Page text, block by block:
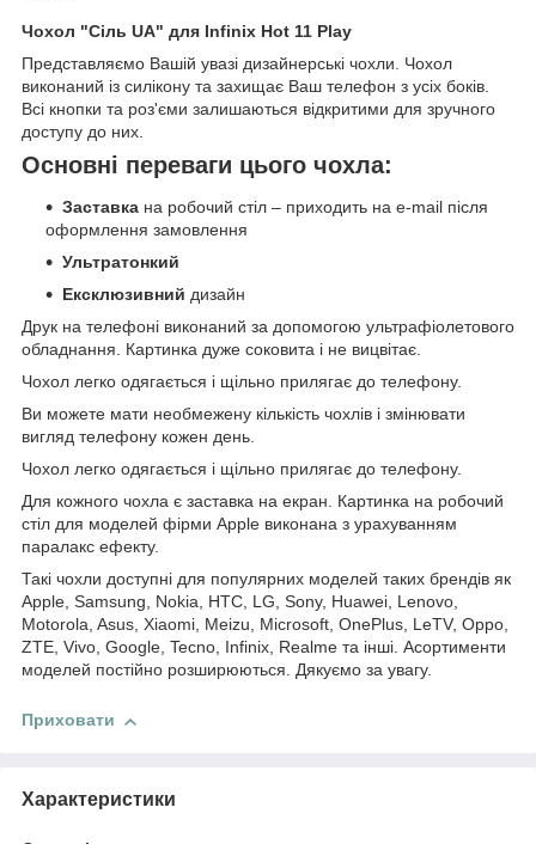
Чохол "Сіль UA" для Infinix Hot 11 Play
Представляємо Вашій увазі дизайнерські чохли. Чохол
виконаний із силікону та захищає Ваш телефон з усіх боків.
Всі кнопки та роз'єми залишаються відкритими для зручного
доступу до них.
Основні переваги цього чохла:
Заставка на робочий стіл – приходить на e-mail після
оформлення замовлення
Ультратонкий
Ексклюзивний дизайн
Друк на телефоні виконаний за допомогою ультрафіолетового
обладнання. Картинка дуже соковита і не вицвітає.
Чохол легко одягається і щільно прилягає до телефону.
Ви можете мати необмежену кількість чохлів і змінювати
вигляд телефону кожен день.
Чохол легко одягається і щільно прилягає до телефону.
Для кожного чохла є заставка на екран. Картинка на робочий
стіл для моделей фірми Apple виконана з урахуванням
паралакс ефекту.
Такі чохли доступні для популярних моделей таких брендів як
Apple, Samsung, Nokia, HTC, LG, Sony, Huawei, Lenovo,
Motorola, Asus, Xiaomi, Meizu, Microsoft, OnePlus, LeTV, Oppo,
ZTE, Vivo, Google, Tecno, Infinix, Realme та інші. Асортименти
моделей постійно розширюються. Дякуємо за увагу.
Приховати
Характеристики